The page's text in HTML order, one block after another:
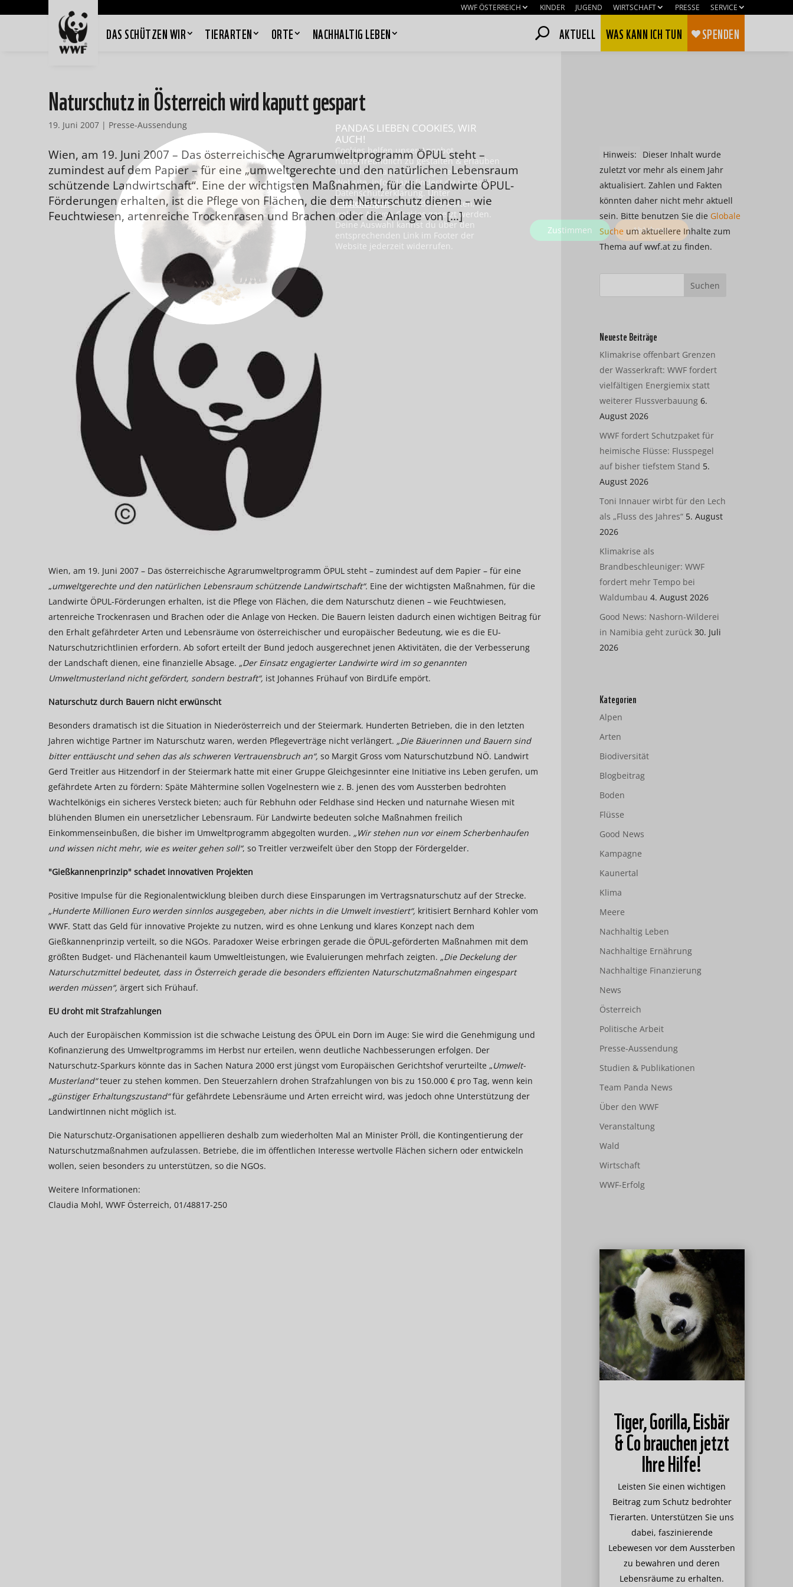
WWF ÖSTERREICH KINDER JUGEND WIRTSCHAFT PRESSE SERVICE
DAS SCHÜTZEN WIR TIERARTEN ORTE NACHHALTIG LEBEN AKTUELL WAS KANN ICH TUN SPENDEN
Naturschutz in Österreich wird kaputt gespart
19. Juni 2007 | Presse-Aussendung
Wien, am 19. Juni 2007 – Das österreichische Agrarumweltprogramm ÖPUL steht –
zumindest auf dem Papier – für eine „umweltgerechte und den natürlichen Lebensraum
schützende Landwirtschaft“. Eine der wichtigsten Maßnahmen, für die Landwirte ÖPUL-
Förderungen erhalten, ist die Pflege von Flächen, die dem Naturschutz dienen – wie
Feuchtwiesen, artenreiche Trockenrasen und Brachen oder die Anlage von […]
Wien, am 19. Juni 2007 – Das österreichische Agrarumweltprogramm ÖPUL steht – zumindest auf dem Papier – für eine
„umweltgerechte und den natürlichen Lebensraum schützende Landwirtschaft“. Eine der wichtigsten Maßnahmen, für die
Landwirte ÖPUL-Förderungen erhalten, ist die Pflege von Flächen, die dem Naturschutz dienen – wie Feuchtwiesen,
artenreiche Trockenrasen und Brachen oder die Anlage von Hecken. Die Bauern leisten dadurch einen wichtigen Beitrag für
den Erhalt gefährdeter Arten und Lebensräume von österreichischer und europäischer Bedeutung, wie es die EU-
Naturschutzrichtlinien erfordern. Ab sofort erteilt der Bund jedoch ausgerechnet jenen Aktivitäten, die der Verbesserung
der Landschaft dienen, eine finanzielle Absage. „Der Einsatz engagierter Landwirte wird im so genannten
Umweltmusterland nicht gefördert, sondern bestraft“, ist Johannes Frühauf von BirdLife empört.
Naturschutz durch Bauern nicht erwünscht
Besonders dramatisch ist die Situation in Niederösterreich und der Steiermark. Hunderten Betrieben, die in den letzten
Jahren wichtige Partner im Naturschutz waren, werden Pflegeverträge nicht verlängert. „Die Bäuerinnen und Bauern sind
bitter enttäuscht und sehen das als schweren Vertrauensbruch an“, so Margit Gross vom Naturschutzbund NÖ. Landwirt
Gerd Treitler aus Hitzendorf in der Steiermark hatte mit einer Gruppe Gleichgesinnter eine Initiative ins Leben gerufen, um
gefährdete Arten zu fördern: Späte Mähtermine sollen Vogelnestern wie z. B. jenen des vom Aussterben bedrohten
Wachtelkönigs ein sicheres Versteck bieten; auch für Rebhuhn oder Feldhase sind Hecken und naturnahe Wiesen mit
blühenden Blumen ein unersetzlicher Lebensraum. Für Landwirte bedeuten solche Maßnahmen freilich
Einkommenseinbußen, die bisher im Umweltprogramm abgegolten wurden. „Wir stehen nun vor einem Scherbenhaufen
und wissen nicht mehr, wie es weiter gehen soll“, so Treitler verzweifelt über den Stopp der Fördergelder.
"Gießkannenprinzip" schadet innovativen Projekten
Positive Impulse für die Regionalentwicklung bleiben durch diese Einsparungen im Vertragsnaturschutz auf der Strecke.
„Hunderte Millionen Euro werden sinnlos ausgegeben, aber nichts in die Umwelt investiert“, kritisiert Bernhard Kohler vom
WWF. Statt das Geld für innovative Projekte zu nutzen, wird es ohne Lenkung und klares Konzept nach dem
Gießkannenprinzip verteilt, so die NGOs. Paradoxer Weise erbringen gerade die ÖPUL-geförderten Maßnahmen mit dem
größten Budget- und Flächenanteil kaum Umweltleistungen, wie Evaluierungen mehrfach zeigten. „Die Deckelung der
Naturschutzmittel bedeutet, dass in Österreich gerade die besonders effizienten Naturschutzmaßnahmen eingespart
werden müssen“, ärgert sich Frühauf.
EU droht mit Strafzahlungen
Auch der Europäischen Kommission ist die schwache Leistung des ÖPUL ein Dorn im Auge: Sie wird die Genehmigung und
Kofinanzierung des Umweltprogramms im Herbst nur erteilen, wenn deutliche Nachbesserungen erfolgen. Der
Naturschutz-Sparkurs könnte das in Sachen Natura 2000 erst jüngst vom Europäischen Gerichtshof verurteilte „Umwelt-
Musterland“teuer zu stehen kommen. Den Steuerzahlern drohen Strafzahlungen von bis zu 150.000 € pro Tag, wenn kein
„günstiger Erhaltungszustand“für gefährdete Lebensräume und Arten erreicht wird, was jedoch ohne Unterstützung der
LandwirtInnen nicht möglich ist.
Die Naturschutz-Organisationen appellieren deshalb zum wiederholten Mal an Minister Pröll, die Kontingentierung der
Naturschutzmaßnahmen aufzulassen. Betriebe, die im öffentlichen Interesse wertvolle Flächen sichern oder entwickeln
wollen, seien besonders zu unterstützen, so die NGOs.
Weitere Informationen:
Claudia Mohl, WWF Österreich, 01/48817-250
Hinweis:
Dieser Inhalt wurde
zuletzt vor mehr als einem Jahr
aktualisiert. Zahlen und Fakten
könnten daher nicht mehr aktuell
sein. Bitte benutzen Sie die Globale
Suche um aktuellere Inhalte zum
Thema auf wwf.at zu finden.
Neueste Beiträge
Klimakrise offenbart Grenzen
der Wasserkraft: WWF fordert
vielfältigen Energiemix statt
weiterer Flussverbauung 6.
August 2026
WWF fordert Schutzpaket für
heimische Flüsse: Flusspegel
auf bisher tiefstem Stand 5.
August 2026
Toni Innauer wirbt für den Lech
als „Fluss des Jahres“ 5. August
2026
Klimakrise als
Brandbeschleuniger: WWF
fordert mehr Tempo bei
Waldumbau 4. August 2026
Good News: Nashorn-Wilderei
in Namibia geht zurück 30. Juli
2026
Kategorien
Alpen
Arten
Biodiversität
Blogbeitrag
Boden
Flüsse
Good News
Kampagne
Kaunertal
Klima
Meere
Nachhaltig Leben
Nachhaltige Ernährung
Nachhaltige Finanzierung
News
Österreich
Politische Arbeit
Presse-Aussendung
Studien & Publikationen
Team Panda News
Über den WWF
Veranstaltung
Wald
Wirtschaft
WWF-Erfolg
Tiger, Gorilla, Eisbär
& Co brauchen jetzt
Ihre Hilfe!
Leisten Sie einen wichtigen
Beitrag zum Schutz bedrohter
Tierarten. Unterstützen Sie uns
dabei, faszinierende
Lebewesen vor dem Aussterben
zu bewahren und deren
Lebensräume zu erhalten.
PANDAS LIEBEN COOKIES, WIR
AUCH!
Cookies helfen unser Angebot
nutzerfreundlich zu gestalten & erlauben
uns eine Analyse der Zugriffe auf die
Website. Infos dazu findest du in unserer
Datenschutzerklärung. Unter
Einstellungen kannst du verwalten,
welche Art von Cookies gesetzt werden.
Deine Auswahl kannst du über den
entsprechenden Link im Footer der
Website jederzeit widerrufen.
Zustimmen Ablehnen